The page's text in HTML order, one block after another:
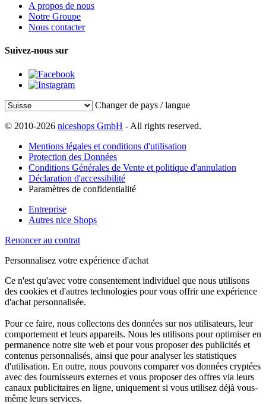
A propos de nous
Notre Groupe
Nous contacter
Suivez-nous sur
Changer de pays / langue
© 2010-2026 niceshops GmbH - All rights reserved.
Mentions légales et conditions d'utilisation
Protection des Données
Conditions Générales de Vente et politique d'annulation
Déclaration d'accessibilité
Paramètres de confidentialité
Entreprise
Autres nice Shops
Renoncer au contrat
Personnalisez votre expérience d'achat
Ce n'est qu'avec votre consentement individuel que nous utilisons
des cookies et d'autres technologies pour vous offrir une expérience
d'achat personnalisée.
Pour ce faire, nous collectons des données sur nos utilisateurs, leur
comportement et leurs appareils. Nous les utilisons pour optimiser en
permanence notre site web et pour vous proposer des publicités et
contenus personnalisés, ainsi que pour analyser les statistiques
d'utilisation. En outre, nous pouvons comparer vos données cryptées
avec des fournisseurs externes et vous proposer des offres via leurs
canaux publicitaires en ligne, uniquement si vous utilisez déjà vous-
même leurs services.